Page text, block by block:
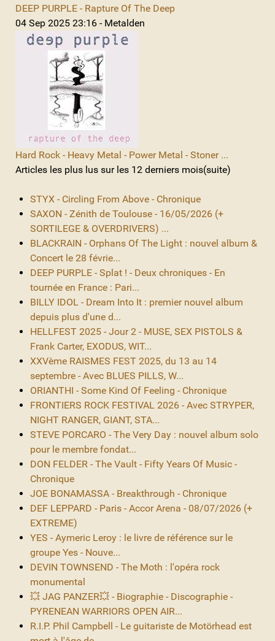
DEEP PURPLE - Rapture Of The Deep
04 Sep 2025 23:16 - Metalden
Hard Rock - Heavy Metal - Power Metal - Stoner ...
Articles les plus lus sur les 12 derniers mois(suite)
STYX - Circling From Above - Chronique
SAXON - Zénith de Toulouse - 16/05/2026 (+
SORTILEGE & OVERDRIVERS) ...
BLACKRAIN - Orphans Of The Light : nouvel album &
Concert le 28 févrie...
DEEP PURPLE - Splat ! - Deux chroniques - En
tournée en France : Pari...
BILLY IDOL - Dream Into It : premier nouvel album
depuis plus d'une d...
HELLFEST 2025 - Jour 2 - MUSE, SEX PISTOLS &
Frank Carter, EXODUS, WIT...
XXVème RAISMES FEST 2025, du 13 au 14
septembre - Avec BLUES PILLS, W...
ORIANTHI - Some Kind Of Feeling - Chronique
FRONTIERS ROCK FESTIVAL 2026 - Avec STRYPER,
NIGHT RANGER, GIANT, STA...
STEVE PORCARO - The Very Day : nouvel album solo
pour le membre fondat...
DON FELDER - The Vault - Fifty Years Of Music -
Chronique
JOE BONAMASSA - Breakthrough - Chronique
DEF LEPPARD - Paris - Accor Arena - 08/07/2026 (+
EXTREME)
YES - Aymeric Leroy : le livre de référence sur le
groupe Yes - Nouve...
DEVIN TOWNSEND - The Moth : l'opéra rock
monumental
💥 JAG PANZER💥 - Biographie - Discographie -
PYRENEAN WARRIORS OPEN AIR...
R.I.P. Phil Campbell - Le guitariste de Motörhead est